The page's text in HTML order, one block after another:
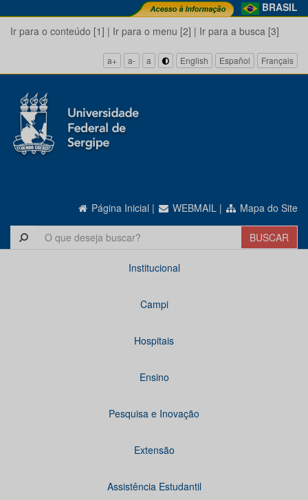
BRASIL
Ir para o conteúdo [1] | Ir para o menu [2] | Ir para a busca [3]
a+ a- a English Español Français
Página Inicial | WEBMAIL | Mapa do Site
Institucional
Campi
Hospitais
Ensino
Pesquisa e Inovação
Extensão
Assistência Estudantil